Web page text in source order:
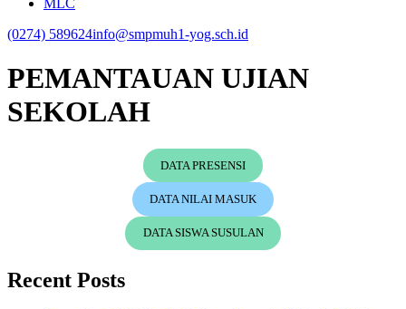
MLC
(0274) 589624info@smpmuh1-yog.sch.id
PEMANTAUAN UJIAN
SEKOLAH
DATA PRESENSI
DATA NILAI MASUK
DATA SISWA SUSULAN
Recent Posts